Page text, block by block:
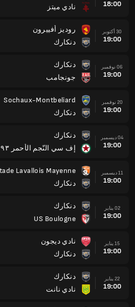
18:00
نادي ميتز
30 أكتوبر
19:00
روديز أفييرون
دنكارك
06 نوفمبر
19:00
دنكارك
جونجامب
20 نوفمبر
19:00
Sochaux-Montbeliard
دنكارك
04 ديسمبر
19:00
دنكارك
إف سي النّجم الأحمر ٩٣
11 ديسمبر
19:00
Lavallois Mayenne
دنكارك
02 يناير
19:00
دنكارك
US Boulogne
15 يناير
19:00
نادي ديجون
دنكارك
22 يناير
19:00
دنكارك
نادي نانت